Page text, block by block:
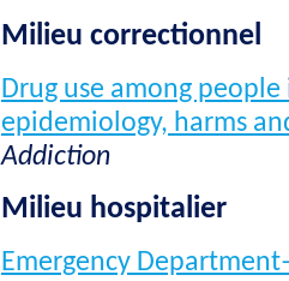
Milieu correctionnel
Drug use among
epidemiology, harms
Addiction
Milieu hospitalier
Emergency